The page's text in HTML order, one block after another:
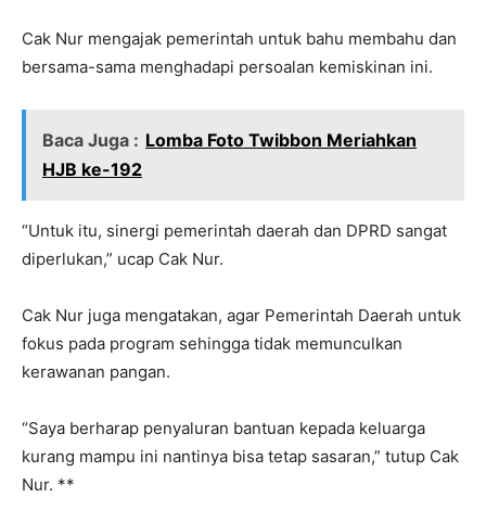
Cak Nur mengajak pemerintah untuk bahu membahu dan
bersama-sama menghadapi persoalan kemiskinan ini.
Baca Juga : Lomba Foto Twibbon Meriahkan
HJB ke-192
“Untuk itu, sinergi pemerintah daerah dan DPRD sangat
diperlukan,” ucap Cak Nur.
Cak Nur juga mengatakan, agar Pemerintah Daerah untuk
fokus pada program sehingga tidak memunculkan
kerawanan pangan.
“Saya berharap penyaluran bantuan kepada keluarga
kurang mampu ini nantinya bisa tetap sasaran,” tutup Cak
Nur. **